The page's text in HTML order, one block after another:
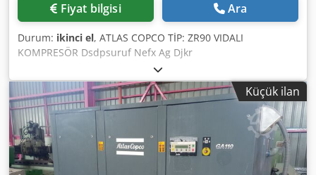
Fiyat bilgisi Ara
Durum: ikinci el, ATLAS COPCO TİP: ZR90 VIDALI
KOMPRESÖR Dsdpsuruf Nefx Ag Djkr
Küçük ilan